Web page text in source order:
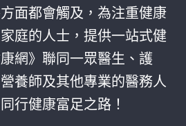
面都會觸及，為注重健康
庭的人士，提供一站式健
網》聯同一眾醫生、護
養師及其他專業的醫務人
行健康富足之路！